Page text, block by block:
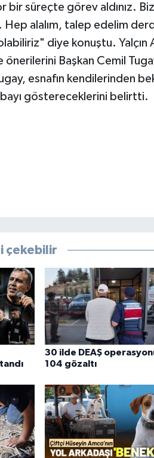
bir süreçte görev aldınız.
Hep alalım, talep edelim
diye konuştu. Yalçın
Başkan Cemil
esnafın kendilerinden
göstereceklerini belirtti.
çekebilir
30 ilde DEAŞ
104 gözaltı